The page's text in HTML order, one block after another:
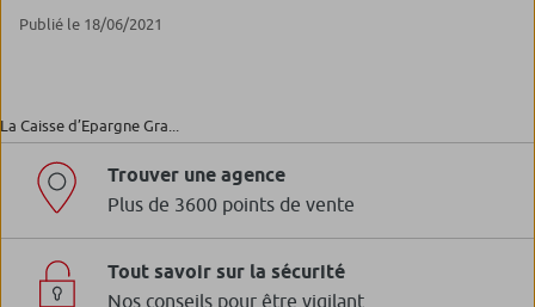
Publié le 18/06/2021
La Caisse d’Epargne Gra...
Trouver une agence
Plus de 3600 points de vente
Tout savoir sur la sécurité
Nos conseils pour être vigilant